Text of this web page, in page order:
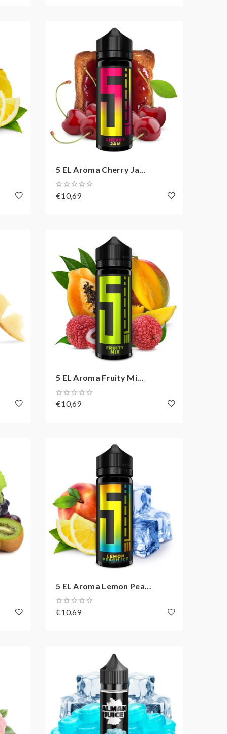
5 EL Aroma Cherry Ja...
€10,69
5 EL Aroma Fruity Mi...
€10,69
5 EL Aroma Lemon Pea...
€10,69